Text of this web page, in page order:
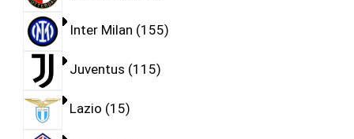
Inter Milan 155
Juventus 115
Lazio 15